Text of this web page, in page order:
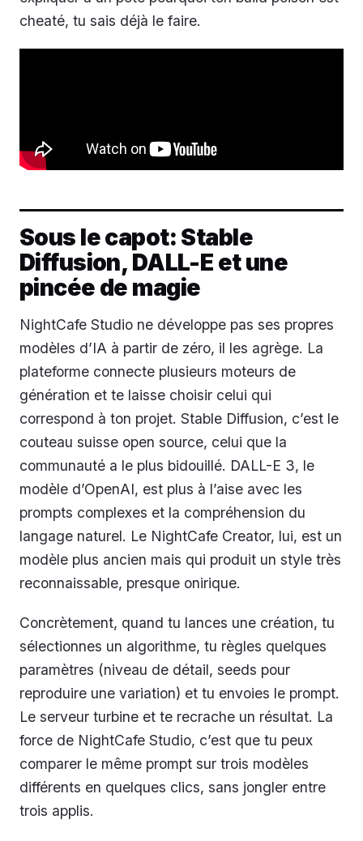
cheaté, tu sais déjà le faire.
Sous le capot: Stable
Diffusion, DALL-E et une
pincée de magie
NightCafe Studio ne développe pas ses propres
modèles d’IA à partir de zéro, il les agrège. La
plateforme connecte plusieurs moteurs de
génération et te laisse choisir celui qui
correspond à ton projet. Stable Diffusion, c’est le
couteau suisse open source, celui que la
communauté a le plus bidouillé. DALL-E 3, le
modèle d’OpenAI, est plus à l’aise avec les
prompts complexes et la compréhension du
langage naturel. Le NightCafe Creator, lui, est un
modèle plus ancien mais qui produit un style très
reconnaissable, presque onirique.
Concrètement, quand tu lances une création, tu
sélectionnes un algorithme, tu règles quelques
paramètres (niveau de détail, seeds pour
reproduire une variation) et tu envoies le prompt.
Le serveur turbine et te recrache un résultat. La
force de NightCafe Studio, c’est que tu peux
comparer le même prompt sur trois modèles
différents en quelques clics, sans jongler entre
trois applis.